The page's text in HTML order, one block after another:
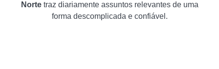
Norte traz diariamente assuntos relevantes de uma
forma descomplicada e confiável.